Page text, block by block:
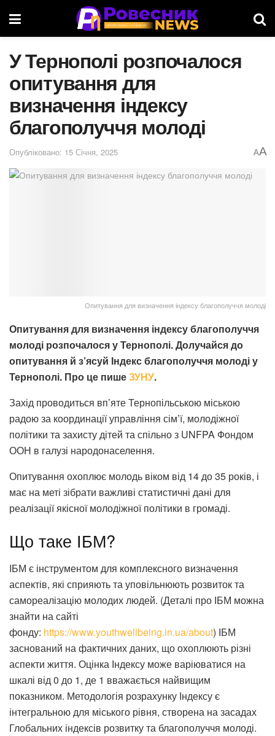
У Тернополі розпочалося
опитування для
визначення індексу
благополуччя молоді
Опубліковано: 15 Січня, 2025 AA
Опитування для визначення індексу благополуччя молоді
Опитування для визначення індексу благополуччя
молоді розпочалося у Тернополі. Долучайся до
опитування й з’ясуй Індекс благополуччя молоді у
Тернополі. Про це пишеЗУНУ.
Захід проводиться вп’яте Тернопільською міською
радою за координації управління сім’ї, молодіжної
політики та захисту дітей та спільно з UNFPA Фондом
ООН в галузі народонаселення.
Опитування охоплює молодь віком від 14 до 35 років, і
має на меті зібрати важливі статистичні дані для
реалізації якісної молодіжної політики в громаді.
Що таке ІБМ?
IБМ є інструментом для комплексного визначення
аспектів, які сприяють та уповільнюють розвиток та
самореалізацію молодих людей. (Деталі про ІБМ можна
знайти на сайті
фонду: https://www.youthwellbeing.in.ua/about) ІБМ
заснований на фактичних даних, що охоплюють різні
аспекти життя. Оцінка Індексу може варіюватися на
шкалі від 0 до 1, де 1 вважається найвищим
показником. Методологія розрахунку Індексу є
інтегральною для міського рівня, створена на засадах
Глобальних індексів розвитку та благополуччя молоді.